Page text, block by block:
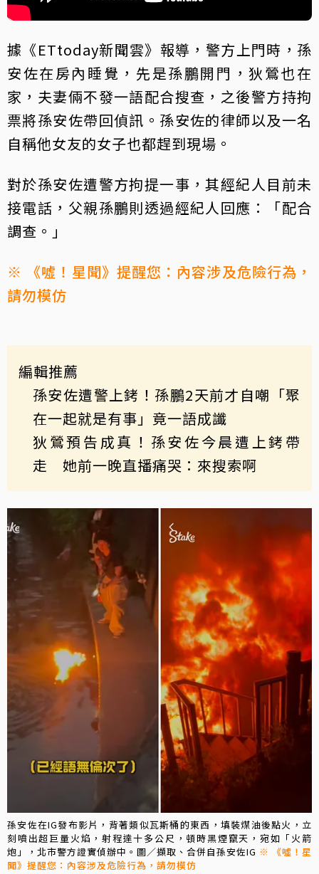
據《ETtoday新聞雲》報導，警方上門時，孫
安佐在房內睡覺，先是孫鵬開門，狄鶯也在
家，夫妻倆不發一語配合搜查，之後警方持拘
票將孫安佐帶回偵訊。孫安佐的律師以及一名
自稱他女友的女子也都趕到現場。
對於孫安佐遭警方拘提一事，其經紀人目前未
接電話，父親孫鵬則透過經紀人回應：「配合
調查。」
※ 《噓！星聞》提醒您：內容涉及危險行為，
請勿模仿
編輯推薦
孫安佐遭警上銬！孫鵬2天前才自嘲「聚
在一起就是有事」竟一語成讖
狄鶯預告成真！孫安佐今晨遭上銬帶
走 她前一晚直播痛哭：來搜索啊
孫安佐在IG發布影片，背著類似瓦斯桶的東西，填裝煤油後點火，立
刻噴出超巨量火焰，射程達十多公尺，頓時黑煙竄天，宛如「火箭
炮」，北市警方證實偵辦中。圖／擷取、合併自孫安佐IG ※ 《噓！星
聞》提醒您：內容涉及危險行為，請勿模仿